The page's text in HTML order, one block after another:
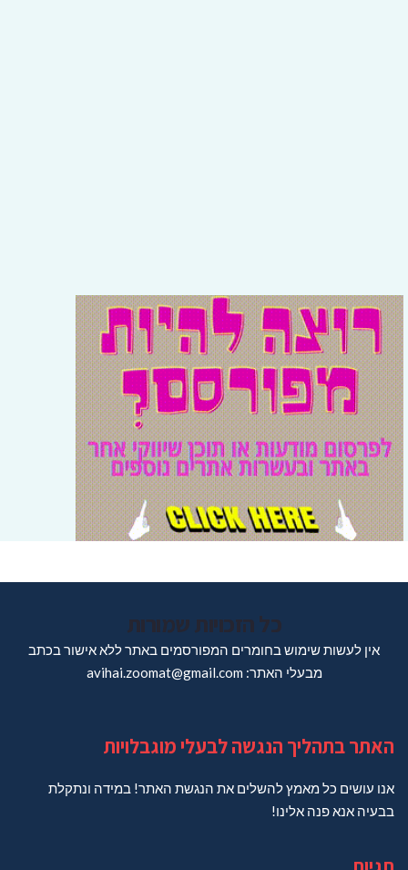
כל הזכויות שמורות
אין לעשות שימוש בחומרים המפורסמים באתר ללא אישור בכתב
מבעלי האתר: avihai.zoomat@gmail.com
האתר בתהליך הנגשה לבעלי מוגבלויות
אנו עושים כל מאמץ להשלים את הנגשת האתר! במידה ונתקלת
בבעיה אנא פנה אלינו!